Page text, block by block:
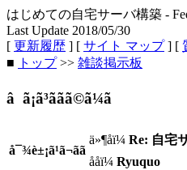
はじめての自宅サーバ構築 -
Last Update 2018/05/30
[ 更新履歴 ] [ サイト マップ] [
■
トップ>> 雑談掲示板
â ã¡ã³ããã©ã¼ã
å¯¾è±¡ã¹ã¬ãã
ä»¶åï¼ Re: 自宅
ååï¼ Ryuquo